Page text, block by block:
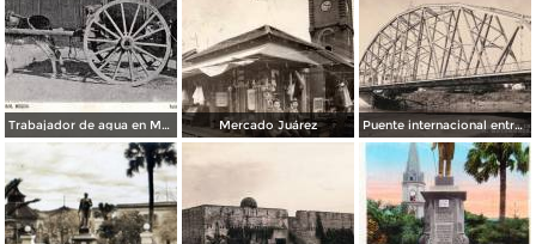
Trabajador de agua en Matamoros Mercado Juárez Puente internacional entre Matamoros, Tamaulipas y Brownsville, Texas